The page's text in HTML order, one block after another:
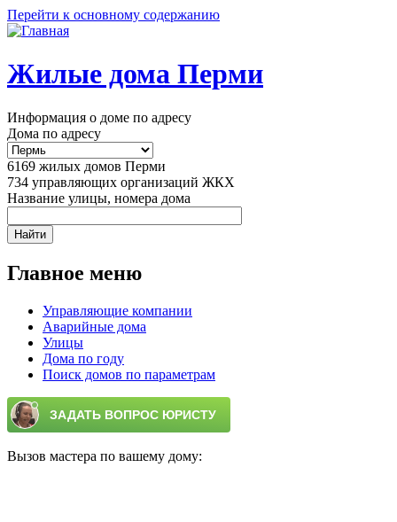
Перейти к основному содержанию
Жилые дома Перми
Информация о доме по адресу
Дома по адресу
6169 жилых домов Перми
734 управляющих организаций ЖКХ
Название улицы, номера дома
Главное меню
Управляющие компании
Аварийные дома
Улицы
Дома по году
Поиск домов по параметрам
Вызов мастера по вашему дому: